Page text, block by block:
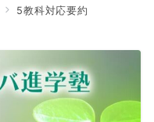
5教科対応要約